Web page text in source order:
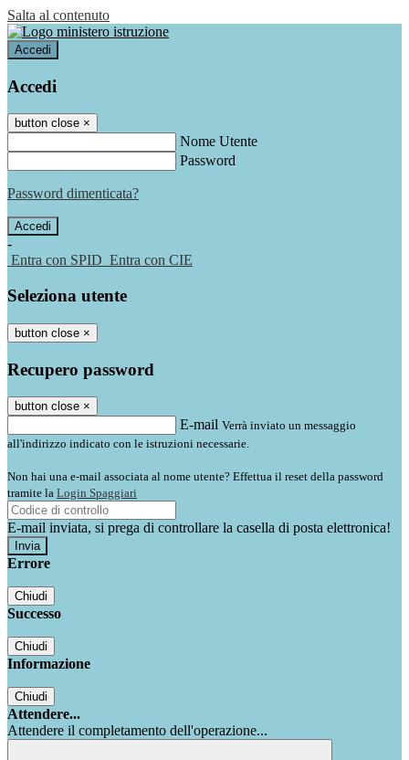
Salta al contenuto
Accedi
Accedi
button close ×
Nome Utente
Password
Password dimenticata?
-
Entra con SPID Entra con CIE
Seleziona utente
button close ×
Recupero password
button close ×
E-mail Verrà inviato un messaggio
all'indirizzo indicato con le istruzioni necessarie.
Non hai una e-mail associata al nome utente? Effettua il reset della password
tramite la Login Spaggiari
E-mail inviata, si prega di controllare la casella di posta elettronica!
Errore
Chiudi
Successo
Chiudi
Informazione
Chiudi
Attendere...
Attendere il completamento dell'operazione...